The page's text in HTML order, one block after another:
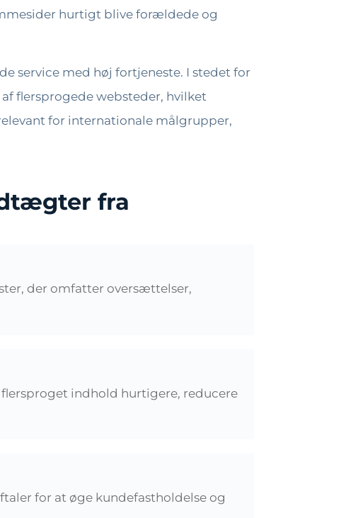
hurtigt blive forældede og
service med høj fortjeneste. I stedet for
flersprogede websteder, hvilket
for internationale målgrupper,
fra
der omfatter oversættelser,
indhold hurtigere, reducere
for at øge kundefastholdelse og